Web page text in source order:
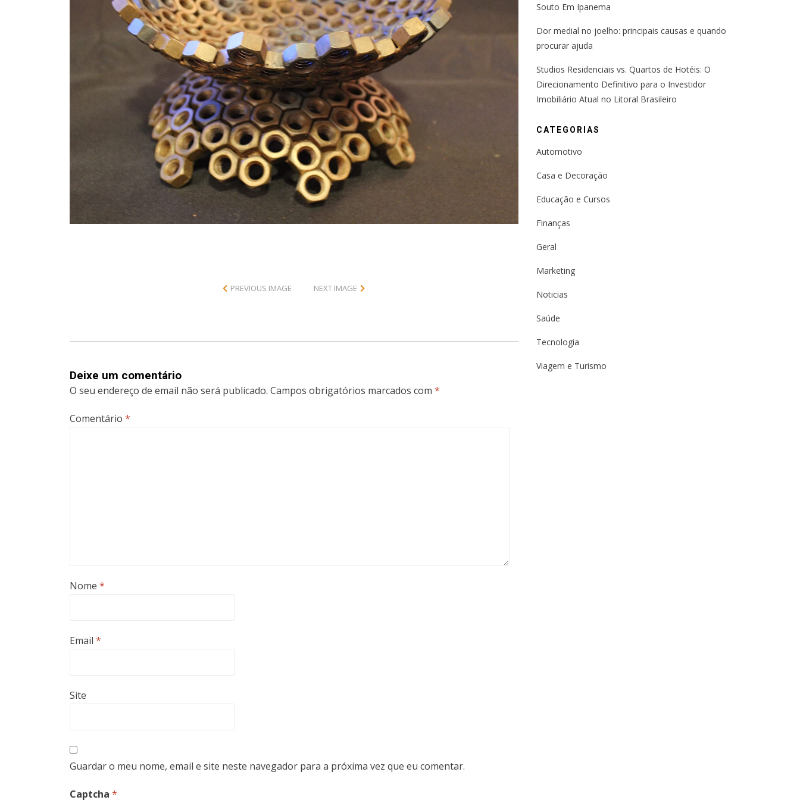
PREVIOUS IMAGE NEXT IMAGE
Deixe um comentário
O seu endereço de email não será publicado. Campos obrigatórios marcados com *
Comentário *
Nome *
Email *
Site
Guardar o meu nome, email e site neste navegador para a próxima vez que eu comentar.
Captcha *
Souto Em Ipanema
Dor medial no joelho: principais causas e quando
procurar ajuda
Studios Residenciais vs. Quartos de Hotéis: O
Direcionamento Definitivo para o Investidor
Imobiliário Atual no Litoral Brasileiro
CATEGORIAS
Automotivo
Casa e Decoração
Educação e Cursos
Finanças
Geral
Marketing
Noticias
Saúde
Tecnologia
Viagem e Turismo